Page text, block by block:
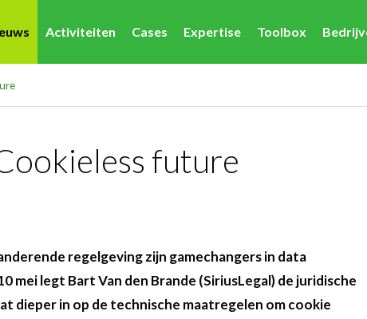
Activiteiten Cases Expertise Toolbox
future
regelgeving zijn gamechangers in data
mei legt Bart Van den Brande (SiriusLegal) de juridische
dieper in op de technische maatregelen om cookie